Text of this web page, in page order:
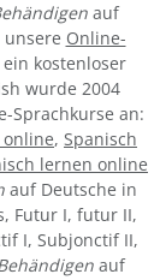
auf
unsere Online-
kostenloser
wurde 2004
Sprachkurse an:
online, Spanisch
lernen online
auf Deutsche in
Futur I, futur II,
I, Subjonctif II,
auf